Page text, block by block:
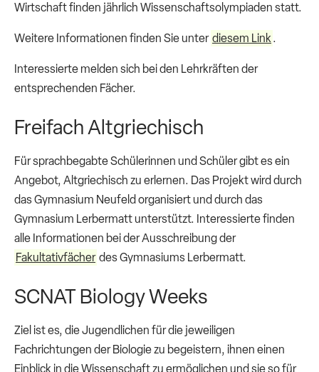
Wirtschaft finden jährlich Wissenschaftsolympiaden statt.
Weitere Informationen finden Sie unter diesem Link.
Interessierte melden sich bei den Lehrkräften der
entsprechenden Fächer.
Freifach Altgriechisch
Für sprachbegabte Schülerinnen und Schüler gibt es ein
Angebot, Altgriechisch zu erlernen. Das Projekt wird durch
das Gymnasium Neufeld organisiert und durch das
Gymnasium Lerbermatt unterstützt. Interessierte finden
alle Informationen bei der Ausschreibung der
Fakultativfächer des Gymnasiums Lerbermatt.
SCNAT Biology Weeks
Ziel ist es, die Jugendlichen für die jeweiligen
Fachrichtungen der Biologie zu begeistern, ihnen einen
Einblick in die Wissenschaft zu ermöglichen und sie so für